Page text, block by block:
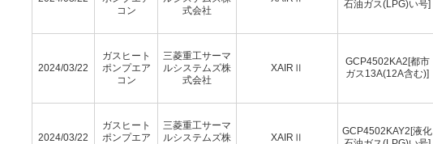
コン
式会社
石油ガス(LPG)い号]
2024/03/22
ガスヒート
ポンプエア
コン
三菱重工サーマ
ルシステムズ株
式会社
XAIRⅡ
GCP4502KA2[都市
ガス13A(12A含む)]
2024/03/22
ガスヒート
ポンプエア
三菱重工サーマ
ルシステムズ株
XAIRⅡ
GCP4502KAY2[液化